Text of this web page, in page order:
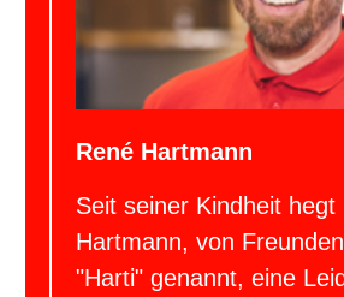
René Hartmann
Seit seiner Kindheit hegt
Hartmann, von
"Harti" genannt, eine